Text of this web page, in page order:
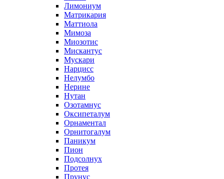
Лимониум
Матрикария
Маттиола
Мимоза
Миозотис
Мискантус
Мускари
Нарцисс
Нелумбо
Нерине
Нутан
Озотамнус
Оксипеталум
Орнаментал
Орнитогалум
Паникум
Пион
Подсолнух
Протея
Прунус